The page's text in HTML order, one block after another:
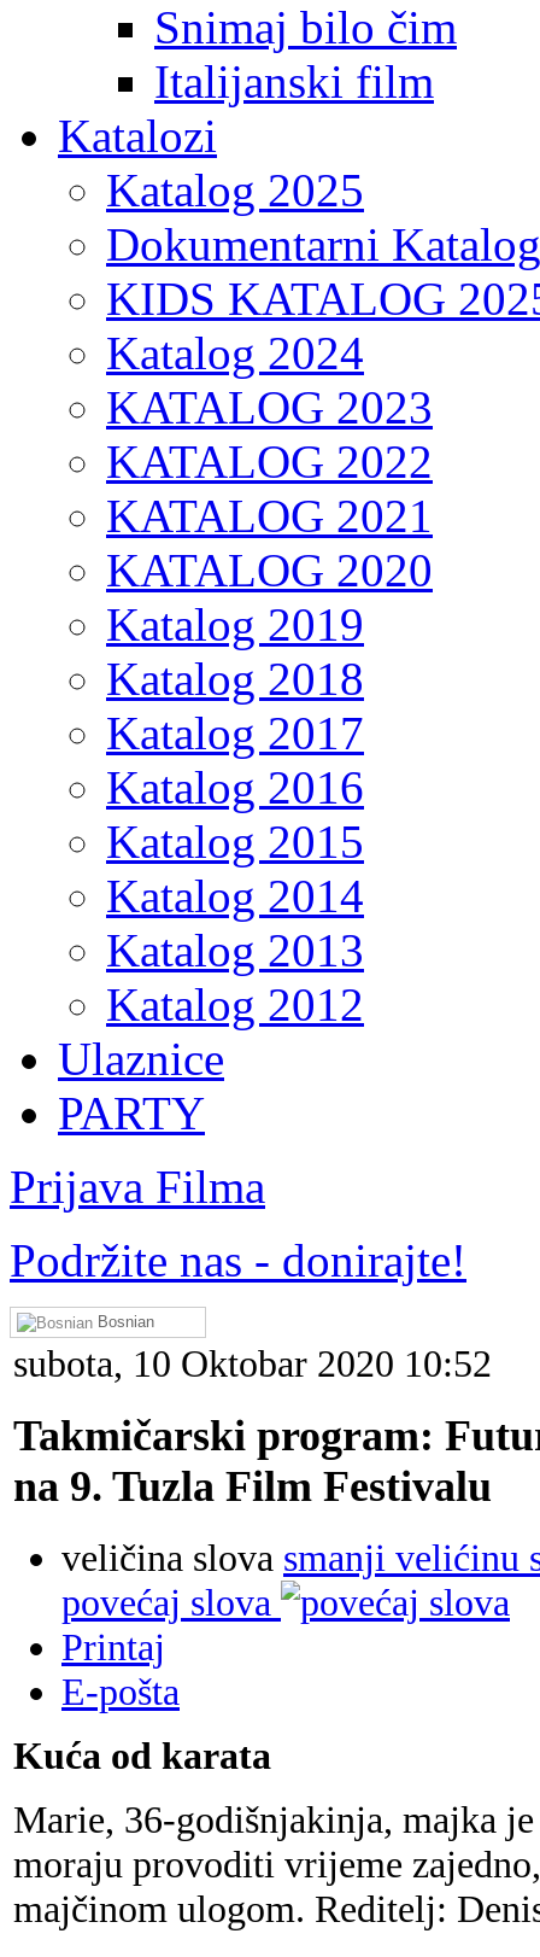
Snimaj bilo čim
Italijanski film
Katalozi
Katalog 2025
Dokumentarni Katalog
KIDS KATALOG
Katalog 2024
KATALOG 2023
KATALOG 2022
KATALOG 2021
KATALOG 2020
Katalog 2019
Katalog 2018
Katalog 2017
Katalog 2016
Katalog 2015
Katalog 2014
Katalog 2013
Katalog 2012
Ulaznice
PARTY
Prijava Filma
Podržite nas - donirajte!
Bosnian
subota, 10 Oktobar 2020 10:52
Takmičarski program:
na 9. Tuzla Film Festivalu
veličina slova smanji velićinu
povećaj slova
Printaj
E-pošta
Kuća od karata
Marie, 36-godišnjakinja, majka
moraju provoditi vrijeme
majčinom ulogom. Reditelj: